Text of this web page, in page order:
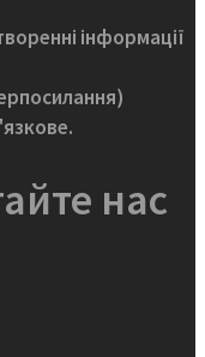
інформації
нас